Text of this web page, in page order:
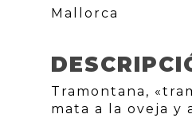
Mallorca
Tramontana,
mata a la oveja y